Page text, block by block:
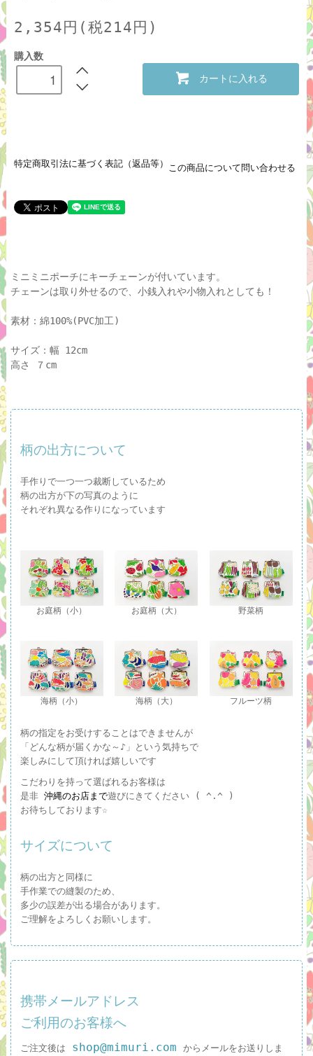
2,354円(税214円)
購入数
カートに入れる
特定商取引法に基づく表記（返品等） この商品について問い合わせる
ミニミニポーチにキーチェーンが付いています。
チェーンは取り外せるので、小銭入れや小物入れとしても！
素材：綿100%(PVC加工)
サイズ：幅 12cm
高さ ７cm
柄の出方について
手作りで一つ一つ裁断しているため
柄の出方が下の写真のように
それぞれ異なる作りになっています
お庭柄（小） お庭柄（大） 野菜柄
海柄（小） 海柄（大） フルーツ柄
柄の指定をお受けすることはできませんが
「どんな柄が届くかな～♪」という気持ちで
楽しみにして頂ければ嬉しいです
こだわりを持って選ばれるお客様は
是非 沖縄のお店まで遊びにきてください ( ^.^ )
お待ちしております☆
サイズについて
柄の出方と同様に
手作業での縫製のため、
多少の誤差が出る場合があります。
ご理解をよろしくお願いします。
携帯メールアドレス
ご利用のお客様へ
ご注文後は shop@mimuri.com からメールをお送りしま